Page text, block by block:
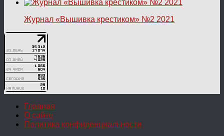
Журнал «Вышивка крестиком» №2 2021
Главная
О сайте
Политика конфиденциальности